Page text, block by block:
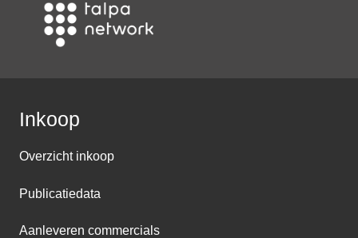
Inkoop
Overzicht inkoop
Publicatiedata
Aanleveren commercials